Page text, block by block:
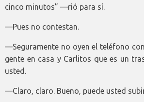
cinco minutos” —rió para sí.
—Pues no contestan.
—Seguramente no oyen el teléfono
gente en casa y Carlitos que es un
usted.
—Claro, claro. Bueno, puede usted